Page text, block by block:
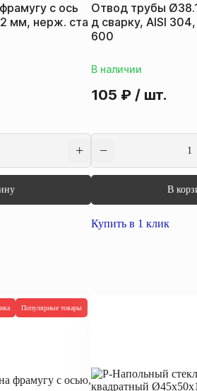
с ось
мм, нерж. ста
Отвод трубы
д сварку, AISI
600
В наличии
105 ₽ / шт.
В
Купить в 1 клик
Популярные товары